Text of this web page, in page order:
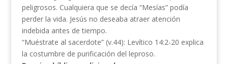
peligrosos. Cualquiera que se decía “Mesías” podía
perder la vida. Jesús no deseaba atraer atención
indebida antes de tiempo.
“Muéstrate al sacerdote” (v.44): Levítico 14:2-20 explica
la costumbre de purificación del leproso.